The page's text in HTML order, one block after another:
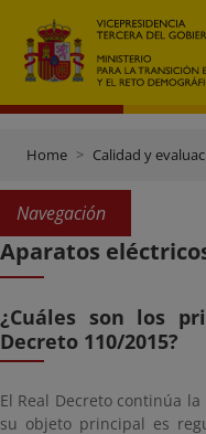
Home Calidad y
Navegación
Aparatos
¿Cuáles son los
Decreto 110/2015?
El Real Decreto continúa
su objeto principal es